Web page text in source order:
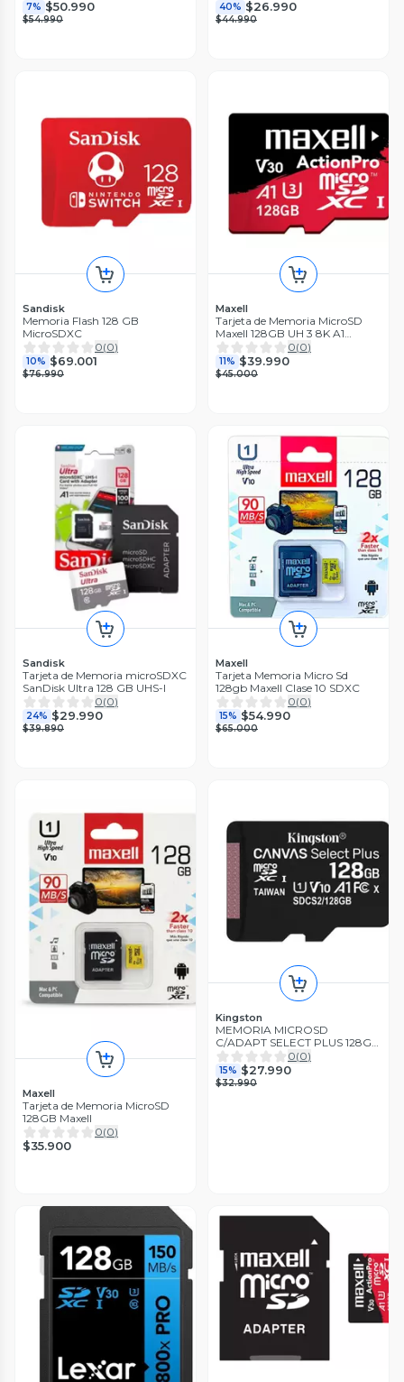
7% $50.990
$54.990
40% $26.990
$44.990
Sandisk
Memoria Flash 128 GB
MicroSDXC
0(0)
10% $69.001
$76.990
Maxell
Tarjeta de Memoria MicroSD
Maxell 128GB UH 3 8K A1
100MBS
0(0)
11% $39.990
$45.000
Sandisk
Tarjeta de Memoria microSDXC
SanDisk Ultra 128 GB UHS-I
0(0)
24% $29.990
$39.890
Maxell
Tarjeta Memoria Micro Sd
128gb Maxell Clase 10 SDXC
0(0)
15% $54.990
$65.000
Maxell
Tarjeta de Memoria MicroSD
128GB Maxell
0(0)
$35.900
Kingston
MEMORIA MICROSD
C/ADAPT SELECT PLUS 128GB
SDCS2/128GB0(0)
15% $27.990
$32.990